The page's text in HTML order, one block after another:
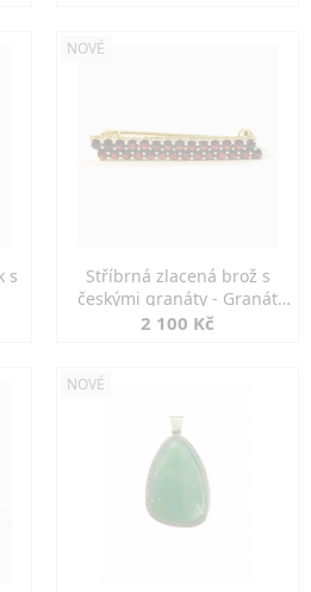
s
NOVÉ
Stříbrná zlacená brož s
českými granáty - Granát
Turnov
2 100 Kč
NOVÉ